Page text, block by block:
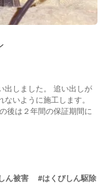
出しました。 追い出しが
いように施工します。
後は２年間の保証期間に
ん被害 #はくびしん駆除